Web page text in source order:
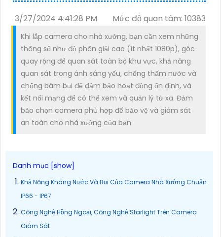
3/27/2024 4:41:28 PM Mức độ quan tâm: 10383
Khi lắp camera cho nhà xưởng, bạn cần xem những
thông số như độ phân giải cao (ít nhất 1080p), góc
quay rộng để quan sát toàn bộ khu vực, khả năng
quan sát trong ánh sáng yếu, chống thấm nước và
chống bám bụi để đảm bảo hoạt động ổn định, và
kết nối mạng để có thể xem và quản lý từ xa. Đảm
bảo chọn camera phù hợp để bảo vệ và giám sát
an toàn cho nhà xưởng của bạn
Khả Năng Kháng Nước Và Bụi Của Camera Nhà Xưởng Chuẩn
IP66 - IP67
Công Nghệ Hồng Ngoại, Công Nghệ Starlight Trên Camera
Giám Sát